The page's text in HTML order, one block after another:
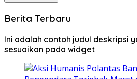
Berita Terbaru
Ini adalah contoh judul deskripsi
sesuaikan pada widget